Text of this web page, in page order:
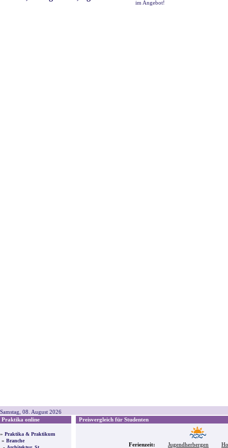
im Angebot!
Samstag, 08. August 2026
Praktika online
» Praktika & Praktikum
» Branche
Preisvergleich für Studenten
Ferienzeit: Jugendherbergen